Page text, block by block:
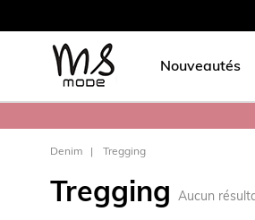
Nouveautés
Denim Tregging
Tregging Aucun